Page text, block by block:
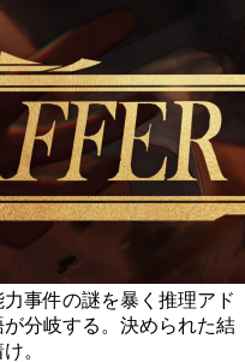
事件の謎を暴く推理アド
分岐する。決められた結
。